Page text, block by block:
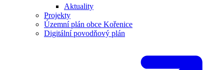
Aktuality
Projekty
Územní plán obce Kořenice
Digitální povodňový plán